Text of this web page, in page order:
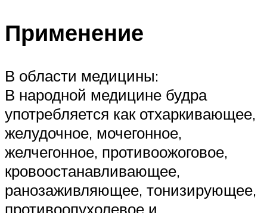
Применение
В области медицины:
В народной медицине будра
употребляется как отхаркивающее,
желудочное, мочегонное,
желчегонное, противоожоговое,
кровоостанавливающее,
ранозаживляющее, тонизирующее,
противоопухолевое и